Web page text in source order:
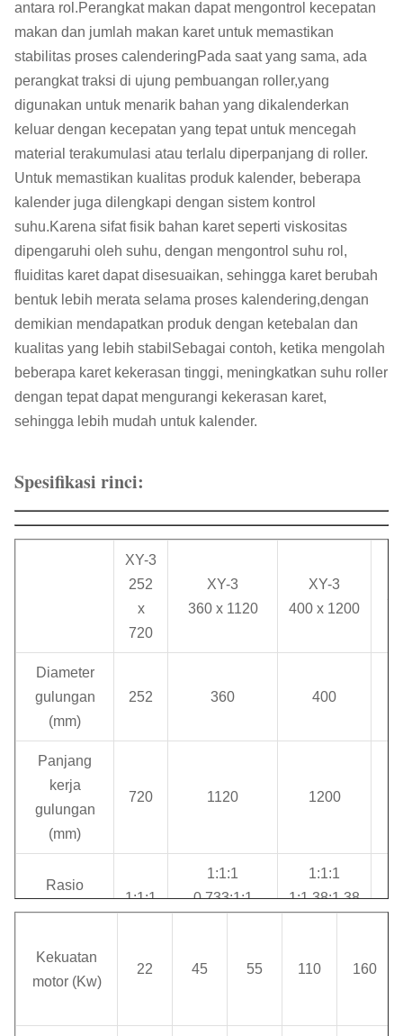
antara rol.Perangkat makan dapat mengontrol kecepatan
makan dan jumlah makan karet untuk memastikan
stabilitas proses calenderingPada saat yang sama, ada
perangkat traksi di ujung pembuangan roller,yang
digunakan untuk menarik bahan yang dikalenderkan
keluar dengan kecepatan yang tepat untuk mencegah
material terakumulasi atau terlalu diperpanjang di roller.
Untuk memastikan kualitas produk kalender, beberapa
kalender juga dilengkapi dengan sistem kontrol
suhu.Karena sifat fisik bahan karet seperti viskositas
dipengaruhi oleh suhu, dengan mengontrol suhu rol,
fluiditas karet dapat disesuaikan, sehingga karet berubah
bentuk lebih merata selama proses kalendering,dengan
demikian mendapatkan produk dengan ketebalan dan
kualitas yang lebih stabilSebagai contoh, ketika mengolah
beberapa karet kekerasan tinggi, meningkatkan suhu roller
dengan tepat dapat mengurangi kekerasan karet,
sehingga lebih mudah untuk kalender.
Spesifikasi rinci:
XY-3
252
x
720
XY-3
360 x 1120
XY-3
400 x 1200
Diameter
gulungan
(mm)
252 360 400
Panjang
kerja
gulungan
(mm)
720 1120 1200
Rasio
gulungan
1:1:1
1:1:1
0.733:1:1
1:1:1
1:1.38:1.38
Kecepatan
linier
15.9
Kekuatan
motor (Kw)
22 45 55 110 160